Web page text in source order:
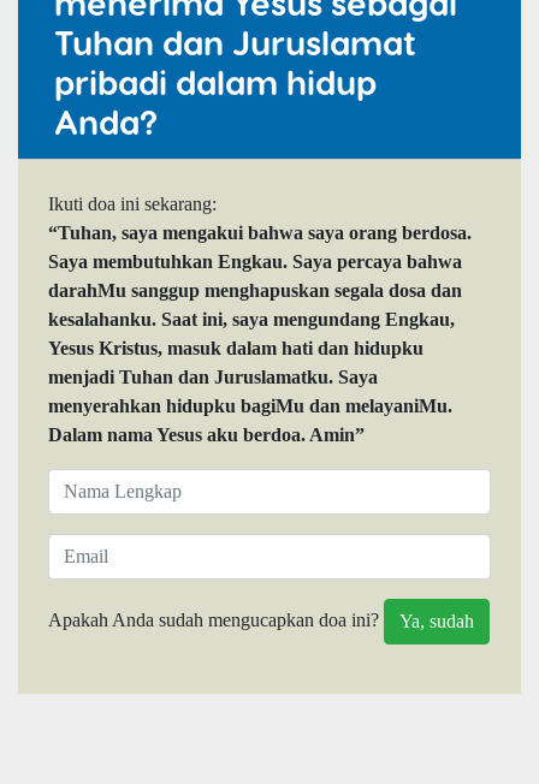
Tuhan dan Juruslamat
pribadi dalam hidup
Anda?
Ikuti doa ini sekarang:
“Tuhan, saya mengakui bahwa saya orang berdosa.
Saya membutuhkan Engkau. Saya percaya bahwa
darahMu sanggup menghapuskan segala dosa dan
kesalahanku. Saat ini, saya mengundang Engkau,
Yesus Kristus, masuk dalam hati dan hidupku
menjadi Tuhan dan Juruslamatku. Saya
menyerahkan hidupku bagiMu dan melayaniMu.
Dalam nama Yesus aku berdoa. Amin”
Apakah Anda sudah mengucapkan doa ini?